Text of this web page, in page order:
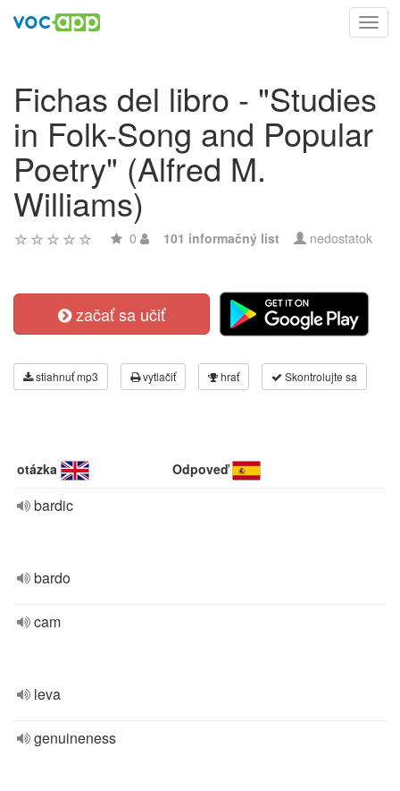
Fichas del libro - "Studies
in Folk-Song and Popular
Poetry" (Alfred M.
Williams)
0 101 informačný list nedostatok
začať sa učiť
stiahnuť mp3 vytlačiť hrať Skontrolujte sa
otázka Odpoveď
bardic
bardo
cam
leva
genuineness